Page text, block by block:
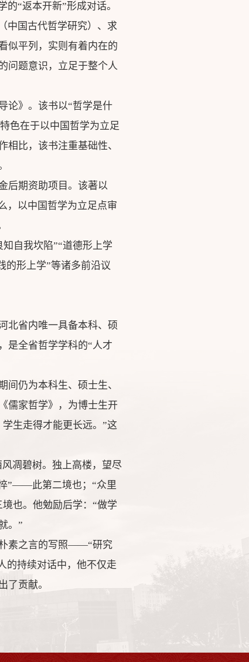
“返本开新”形成对话。
中国古代哲学研究）、求
似平列，实则有着内在的
问题意识，立足于整个人
论》。该书以“哲学是什
色在于以中国哲学为立足
相比，该书注重基础性、
后期资助项目。该著以
，以中国哲学为立足点审
自我坎陷”“道德形上学
的形上学”等诸多前沿议
北省内唯一具备本科、硕
是全省哲学学科的“人才
仍为本科生、硕士生、
儒家哲学》，为博士生开
生走得才能更长远。”这
凋碧树。独上高楼，望尽
”——此第二境也；“众里
也。他勉励后学：“做学
。”
素之言的写照——“研究
的持续对话中，他不仅走
了贡献。